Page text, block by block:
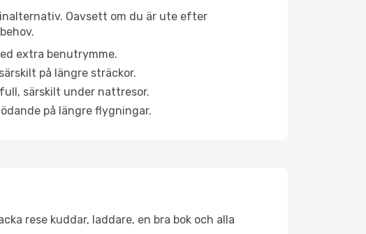
Oavsett om du är ute efter
extra benutrymme.
på längre sträckor.
särskilt under nattresor.
på längre flygningar.
rese kuddar, laddare, en bra bok och alla